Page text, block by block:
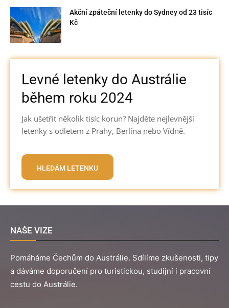
Akční zpáteční letenky do Sydney od 23 tisíc
Kč
Levné letenky do Austrálie
během roku 2024
Jak ušetřit několik tisíc korun? Najděte nejlevnější
letenky s odletem z Prahy, Berlína nebo Vídně.
HLEDÁM LETENKU
NAŠE VIZE
Pomáháme Čechům do Austrálie. Sdílíme zkušenosti, tipy
a dáváme doporučení pro turistickou, studijní i pracovní
cestu do Austrálie.